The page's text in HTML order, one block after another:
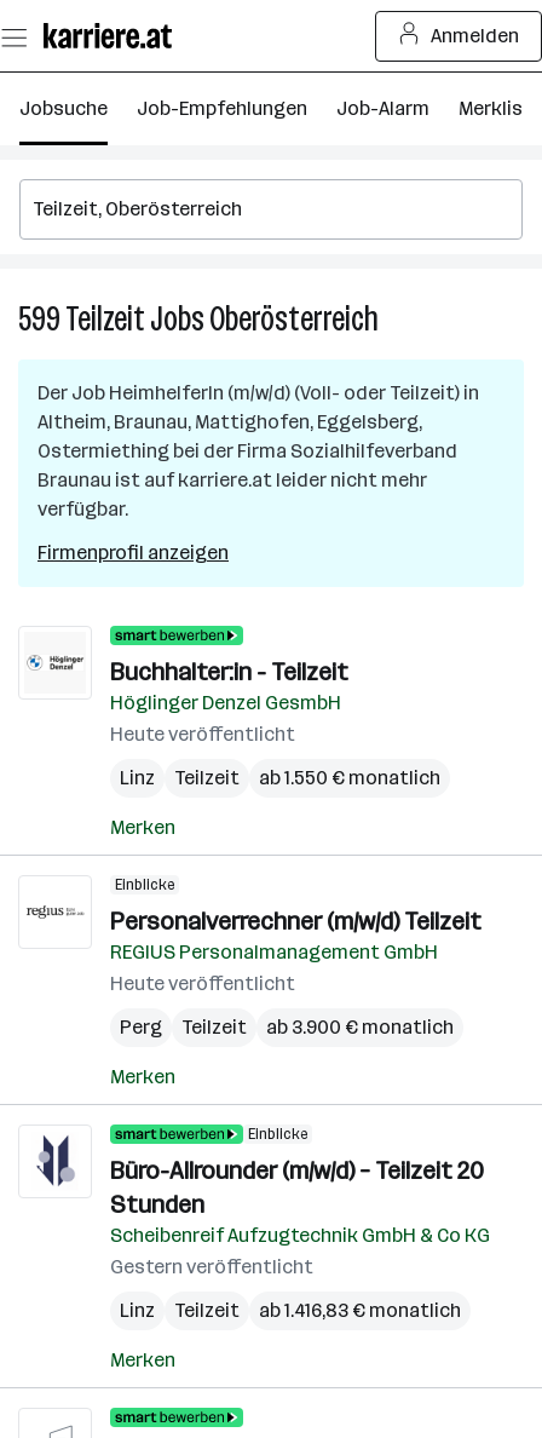
Seiteninhalt
springen
Anmelden
Jobsuche Job-Empfehlungen Job-Alarm Merkliste
599TeilzeitJobsOberösterreich
in
Oberösterreich
Der Job HeimhelferIn (m/w/d) (Voll- oder Teilzeit) in
Altheim, Braunau, Mattighofen, Eggelsberg,
Ostermiething bei der Firma Sozialhilfeverband
Braunau ist auf karriere.at leider nicht mehr
verfügbar.
Firmenprofil anzeigen
Buchhalter:in - Teilzeit
Höglinger Denzel GesmbH
Heute veröffentlicht
Linz
Teilzeit ab 1.550 € monatlich
Merken
Einblicke
Personalverrechner (m/w/d) Teilzeit
REGIUS Personalmanagement GmbH
Heute veröffentlicht
Perg
Teilzeit ab 3.900 € monatlich
Merken
Einblicke
Büro-Allrounder (m/w/d) – Teilzeit 20
Stunden
Scheibenreif Aufzugtechnik GmbH & Co KG
Gestern veröffentlicht
Linz
Teilzeit ab 1.416,83 € monatlich
Merken